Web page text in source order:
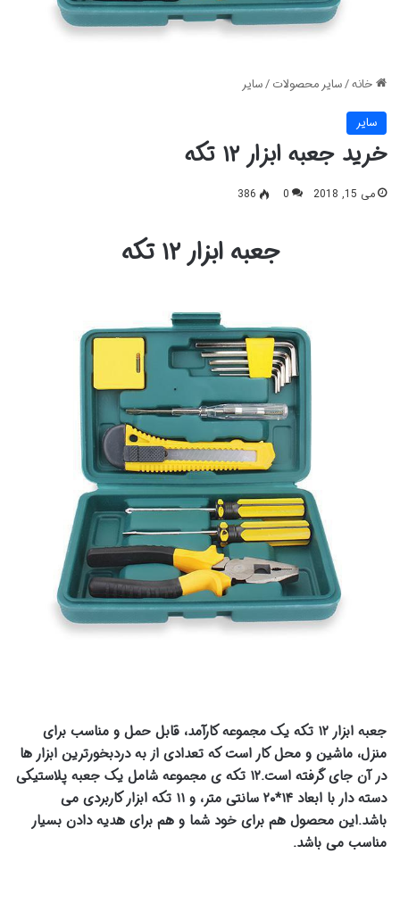
خانه/سایر محصولات/سایر
سایر
خرید جعبه ابزار ۱۲ تکه
می 15, 2018 0
386
جعبه ابزار ۱۲ تکه
جعبه ابزار ۱۲ تکه یک مجموعه کارآمد، قابل حمل و مناسب برای
منزل، ماشین و محل کار است که تعدادی از به دردبخورترین ابزار ها
در آن جای گرفته است.۱۲ تکه ی مجموعه شامل یک جعبه پلاستیکی
دسته دار با ابعاد ۱۴*۲۰ سانتی متر، و ۱۱ تکه ابزار کاربردی می
باشد.این محصول هم برای خود شما و هم برای هدیه دادن بسیار
مناسب می باشد.